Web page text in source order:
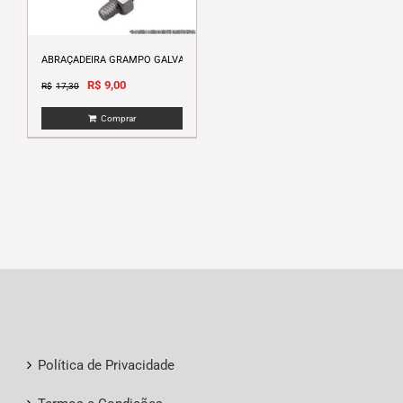
ABRAÇADEIRA GRAMPO GALVANIZADO 4 1/2″
R$ 17,30
Original
price
was:
R$17,30.
R$ 9,00Current
price
is:
R$9,00.
Comprar
Política de Privacidade